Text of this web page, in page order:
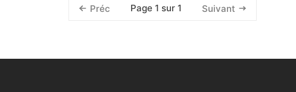
Préc Page 1 sur 1 Suivant